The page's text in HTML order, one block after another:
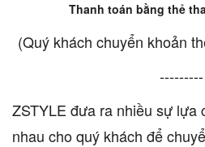
Thanh toán bằng thẻ
(Quý khách chuyển khoản
---------
ZSTYLE đưa ra nhiều sự lựa
nhau cho quý khách để